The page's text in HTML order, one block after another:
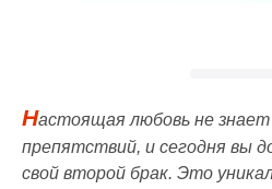
Настоящая любовь не знает
препятствий, и сегодня вы
свой второй брак. Это